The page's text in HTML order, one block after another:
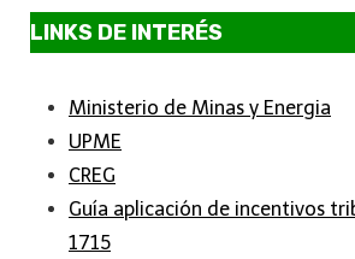
LINKS DE INTERÉS
Ministerio de Minas y Energia
UPME
CREG
Guía aplicación de incentivos
1715